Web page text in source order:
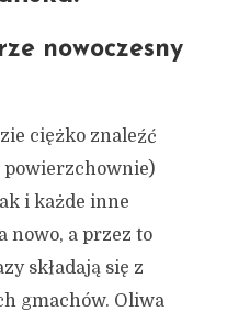
nowoczesny
ciężko znaleźć
powierzchownie)
i każde inne
nowo, a przez to
składają się z
gmachów. Oliwa